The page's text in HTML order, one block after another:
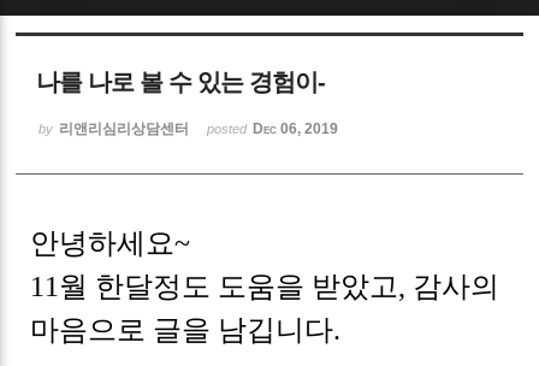
나를 나로 볼 수 있는 경험이-
by 리앤리심리상담센터 posted Dec 06, 2019
안녕하세요~
11월 한달정도 도움을 받았고, 감사의
마음으로 글을 남깁니다.
Sketchbook5, 스케치북5
Sketchbook5, 스케치북5